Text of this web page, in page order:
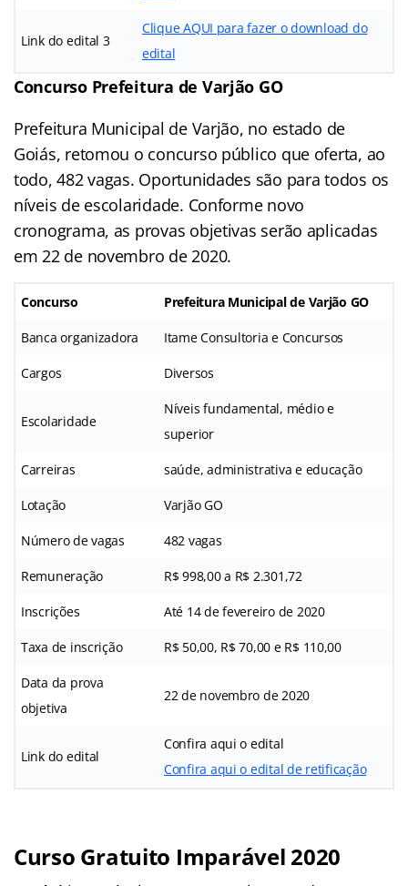
Link do edital 3
Clique AQUI para fazer o download do
edital
Concurso Prefeitura de Varjão GO
Prefeitura Municipal de Varjão, no estado de
Goiás, retomou o concurso público que oferta, ao
todo, 482 vagas. Oportunidades são para todos os
níveis de escolaridade. Conforme novo
cronograma, as provas objetivas serão aplicadas
em 22 de novembro de 2020.
Concurso Prefeitura Municipal de Varjão GO
Banca organizadora Itame Consultoria e Concursos
Cargos Diversos
Escolaridade
Níveis fundamental, médio e
superior
Carreiras saúde, administrativa e educação
Lotação Varjão GO
Número de vagas 482 vagas
Remuneração R$ 998,00 a R$ 2.301,72
Inscrições Até 14 de fevereiro de 2020
Taxa de inscrição R$ 50,00, R$ 70,00 e R$ 110,00
Data da prova
objetiva
22 de novembro de 2020
Link do edital
Confira aqui o edital
Confira aqui o edital de retificação
Curso Gratuito Imparável 2020